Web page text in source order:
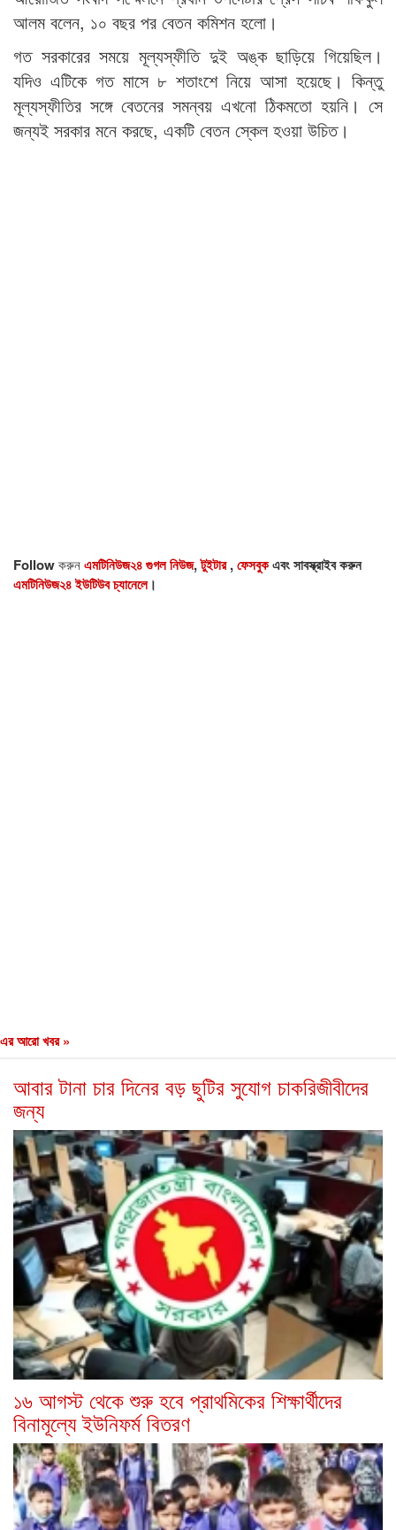
আলম বলেন, ১০ বছর পর বেতন কমিশন হলো।
গত সরকারের সময়ে মূল্যস্ফীতি দুই অঙ্ক ছাড়িয়ে গিয়েছিল।
যদিও এটিকে গত মাসে ৮ শতাংশে নিয়ে আসা হয়েছে। কিন্তু
মূল্যস্ফীতির সঙ্গে বেতনের সমন্বয় এখনো ঠিকমতো হয়নি। সে
জন্যই সরকার মনে করছে, একটি বেতন স্কেল হওয়া উচিত।
Followকরুনএমটিনিউজ২৪ গুগল নিউজ,টুইটার,ফেসবুকএবং সাবস্ক্রাইব করুন
এমটিনিউজ২৪ ইউটিউব চ্যানেলে।
এর আরো খবর »
আবার টানা চার দিনের বড় ছুটির সুযোগ চাকরিজীবীদের
জন্য
১৬ আগস্ট থেকে শুরু হবে প্রাথমিকের শিক্ষার্থীদের
বিনামূল্যে ইউনিফর্ম বিতরণ